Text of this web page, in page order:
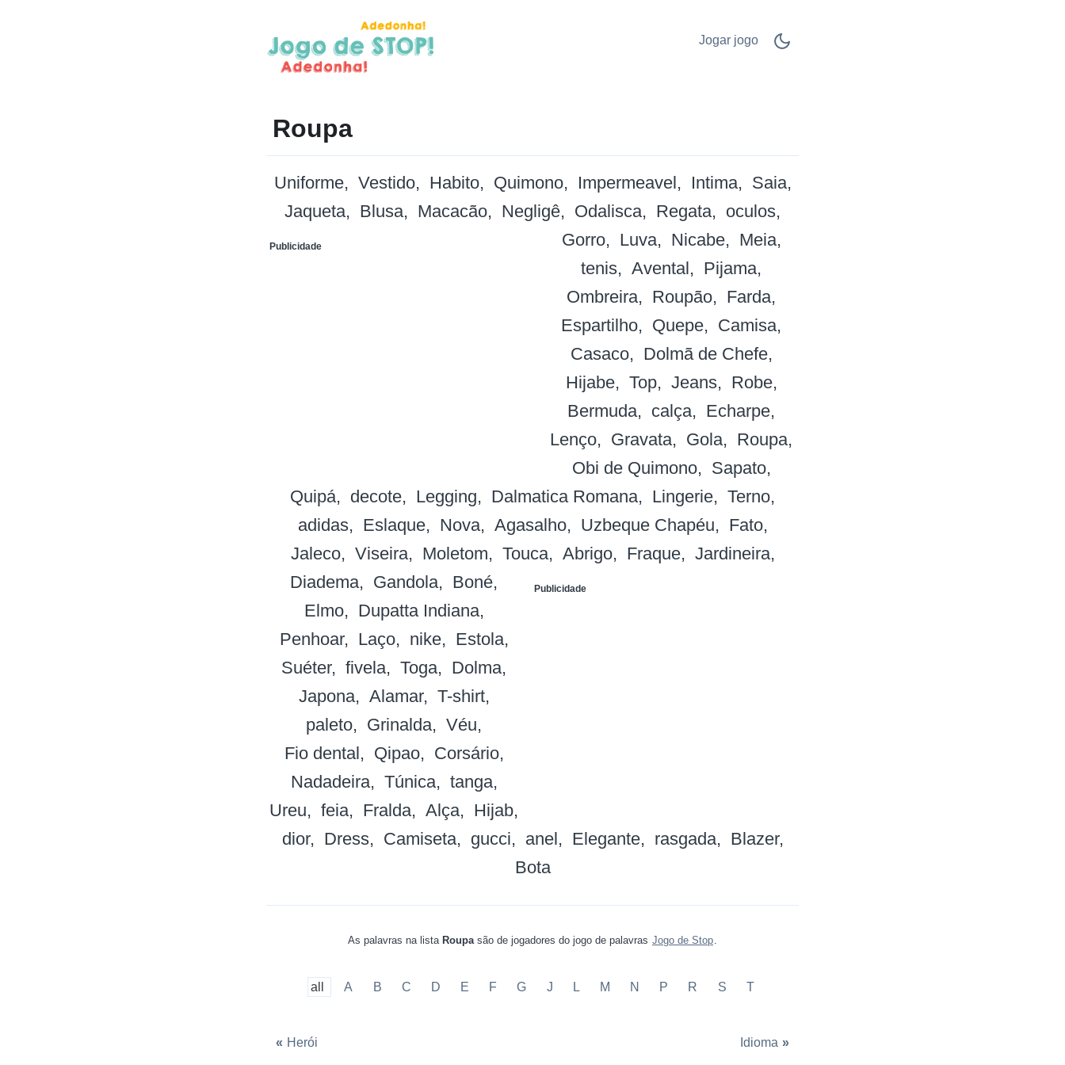
Jogar jogo
Roupa
Uniforme Vestido Habito Quimono Impermeavel Intima
Saia
Jaqueta
Blusa Macacão Negligê Odalisca Regata
oculos
Gorro
Publicidade Luva Nicabe
Meia
tenis
Avental
Pijama
Ombreira
Roupão
Farda
Espartilho
Quepe
Camisa
Casaco
Dolmã de Chefe
Hijabe
Top Jeans
Robe
Bermuda
calça
Echarpe
Lenço
Gravata Gola
Roupa
Obi de Quimono
Sapato
Quipá
decote Legging Dalmatica Romana Lingerie
Terno
adidas
Eslaque Nova Agasalho Uzbeque Chapéu
Fato
Jaleco
Viseira Moletom Touca Abrigo Fraque
Publicidade
Jardineira
Diadema
Gandola
Boné
Elmo
Dupatta Indiana
Penhoar
Laço nike
Estola
Suéter
fivela Toga
Dolma
Japona
Alamar
T-shirt
paleto
Grinalda
Véu
Fio dental
Qipao
Corsário
Nadadeira
Túnica
tanga
Ureu
feia Fralda Alça
Hijab
dior
Dress Camiseta gucci anel Elegante rasgada
Blazer
Bota
As palavras na lista Roupasão de jogadores do jogo de palavras Jogo de Stop.
all A B C D E F G J L M N P R S T
« Herói Idioma »